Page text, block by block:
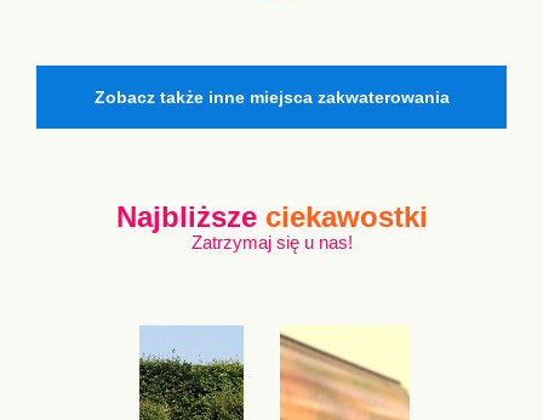
Zobacz także inne miejsca zakwaterowania
Najbliższe ciekawostki
Zatrzymaj się u nas!